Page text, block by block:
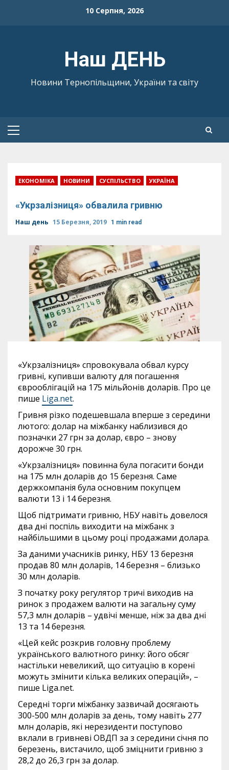
10 Серпня, 2026
Наш ДЕНЬ
Новини Тернопільщини, України та світу
Primary
ЕКОНОМІКА НОВИНИ СУСПІЛЬСТВО УКРАЇНА
«Укрзалізниця» обвалила гривню
Наш день 15 Березня, 2019 1 min read
«Укрзалізниця» спровокувала обвал курсу
гривні, купивши валюту для погашення
єврооблігацій на 175 мільйонів доларів. Про це
пише Liga.net.
Гривня різко подешевшала вперше з середини
лютого: долар на міжбанку наблизився до
позначки 27 грн за долар, євро – знову
дорожче 30 грн.
«Укрзалізниця» повинна була погасити бонди
на 175 млн доларів до 15 березня. Саме
держкомпанія була основним покупцем
валюти 13 і 14 березня.
Щоб підтримати гривню, НБУ навіть довелося
два дні поспіль виходити на міжбанк з
найбільшими в цьому році продажами долара.
За даними учасників ринку, НБУ 13 березня
продав 80 млн доларів, 14 березня – близько
30 млн доларів.
З початку року регулятор тричі виходив на
ринок з продажем валюти на загальну суму
57,3 млн доларів – удвічі менше, ніж за два дні
13 та 14 березня.
«Цей кейс розкрив головну проблему
українського валютного ринку: його обсяг
настільки невеликий, що ситуацію в корені
можуть змінити кілька великих операцій», –
пише Liga.net.
Середні торги міжбанку зазвичай досягають
300-500 млн доларів за день, тому навіть 277
млн ​​доларів, які нерезиденти поступово
вклали в гривневі ОВДП за з середини січня по
березень, вистачило, щоб зміцнити гривню з
28,2 до 26,3 грн за долар.